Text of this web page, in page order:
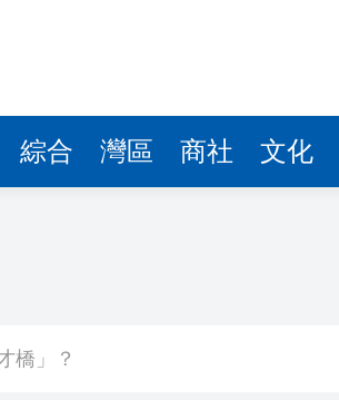
綜合 灣區 商社 文化
升
型